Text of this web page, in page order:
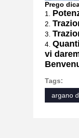
Prego
1.
2.
3.
4.
vi
Tags:
argano